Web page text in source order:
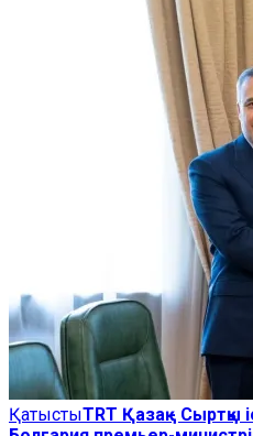
ҚатыстыTRT Қазақ - Сыртқы